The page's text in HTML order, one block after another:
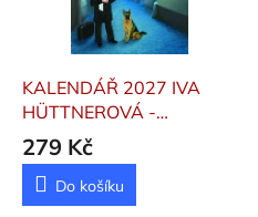
KALENDÁŘ 2027 IVA
HÜTTNEROVÁ -
NÁSTĚNNÝ
Hüttnerová
279 Kč
Do košíku